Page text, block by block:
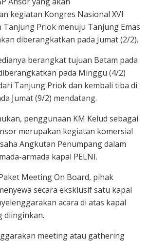
kegiatan Kongres Nasional XVI
Tanjung Priok menuju Tanjung Emas
diberangkatkan pada Jumat (2/2).
berangkat tujuan Batam pada
pada Minggu (4/2)
Tanjung Priok dan kembali tiba di
Jumat (9/2) mendatang.
penggunaan KM Kelud sebagai
merupakan kegiatan komersial
Angkutan Penumpang dalam
armada kapal PELNI.
Meeting On Board, pihak
secara eksklusif satu kapal
acara di atas kapal
diinginkan.
meeting atau gathering